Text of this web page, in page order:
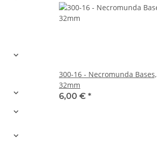
300-16 - Necromunda Bases,
32mm
6,00 € *